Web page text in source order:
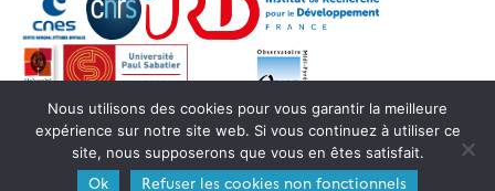
Mentions légales Intranet Webmail Login
Nous utilisons des cookies pour vous garantir la meilleure
expérience sur notre site web. Si vous continuez à utiliser ce
site, nous supposerons que vous en êtes satisfait.
Ok Refuser les cookies non fonctionnels